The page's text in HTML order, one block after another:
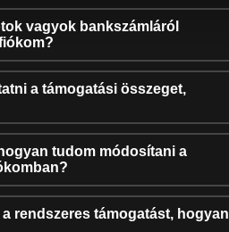
vagyok bankszámláról
a támogatási összeget,
tudom módosítani a
rendszeres támogatást, hogyan